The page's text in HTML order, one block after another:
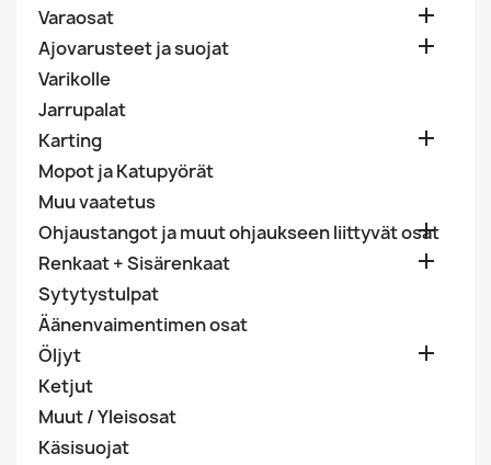
Varaosat

Ajovarusteet ja suojat 
Varikolle
Jarrupalat
Karting

Mopot ja Katupyörät
Muu vaatetus
Ohjaustangot ja muut ohjaukseen liittyvät osat

Renkaat + Sisärenkaat 
Sytytystulpat
Äänenvaimentimen osat
Öljyt

Ketjut
Muut / Yleisosat
Käsisuojat